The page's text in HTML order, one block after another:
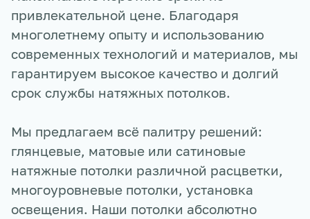
привлекательной цене. Благодаря
многолетнему опыту и использованию
современных технологий и материалов, мы
гарантируем высокое качество и долгий
срок службы натяжных потолков.
Мы предлагаем всё палитру решений:
глянцевые, матовые или сатиновые
натяжные потолки различной расцветки,
многоуровневые потолки, установка
освещения. Наши потолки абсолютно